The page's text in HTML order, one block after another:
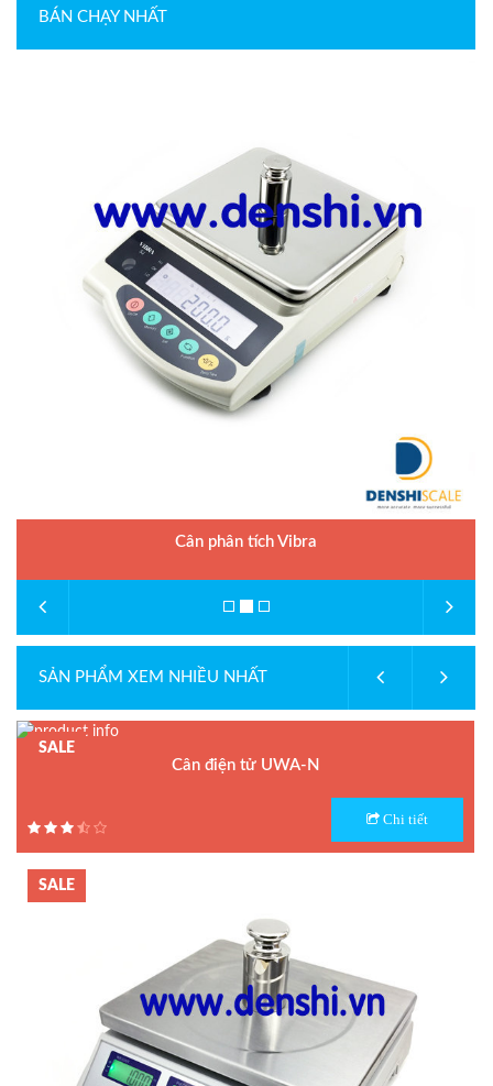
BÁN CHẠY NHẤT
Cân phân tích Vibra
SẢN PHẨM XEM NHIỀU NHẤT
SALE
Cân điện tử UWA-N
Hãng sản xuất : UTE
Chi tiết
SALE